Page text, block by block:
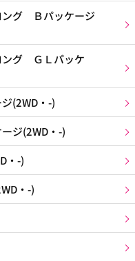
グ Ｂパッケージ
グ ＧＬパッケ
(2WD・-)
ジ(2WD・-)
・-)
・-)